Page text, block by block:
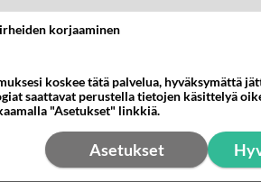
korjaaminen
koskee tätä palvelua, hyväksymättä
saattavat perustella tietojen käsittelyä
"Asetukset" linkkiä.
Asetukset